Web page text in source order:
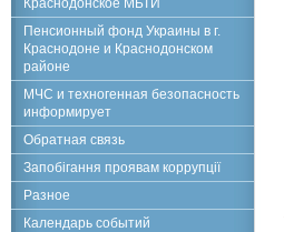
Краснодонское МБТИ
Пенсионный фонд Украины в г.
Краснодоне и Краснодонском
районе
МЧС и техногенная безопасность
информирует
Обратная связь
Запобігання проявам коррупції
Разное
Календарь событий